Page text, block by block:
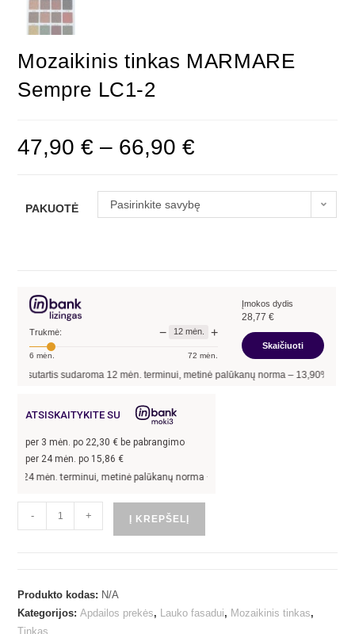
Mozaikinis tinkas MARMARE
Sempre LC1-2
47,90€ – 66,90€
PAKUOTĖ Pasirinkite savybę
Trukmė: − 12mėn. +
6 mėn. 72 mėn.
Įmokos dydis
28,77 €
Skaičiuoti
sudaroma12mėn. terminui, metinė palūkanų norma –13,90 %, sutarties
ATSISKAITYKITE SU
per 3 mėn. po 22,30 € be pabrangimo
per 24 mėn. po 15,86 €
mėn. terminui, metinė palūkanų norma –13,9
- + Į KREPŠELĮ
Produkto kodas: N/A
Kategorijos:Apdailos prekės, Lauko fasadui, Mozaikinis tinkas,
Tinkas